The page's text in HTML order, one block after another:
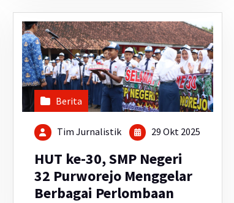
Berita
Tim Jurnalistik 29 Okt 2025
HUT ke-30, SMP Negeri
32 Purworejo Menggelar
Berbagai Perlombaan